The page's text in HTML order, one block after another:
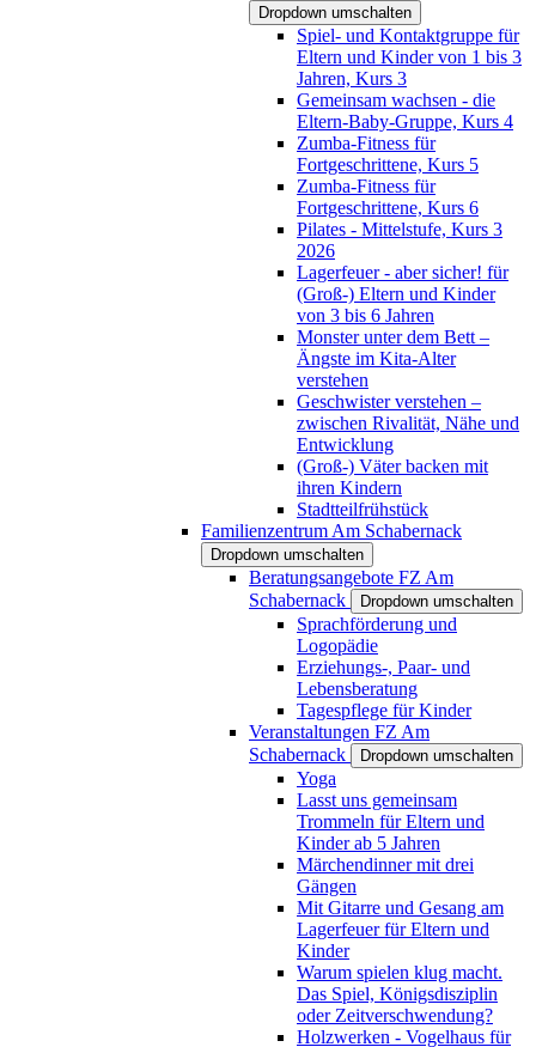
Dropdown umschalten
Spiel- und Kontaktgruppe für
Eltern und Kinder von 1 bis 3
Jahren, Kurs 3
Gemeinsam wachsen - die
Eltern-Baby-Gruppe, Kurs 4
Zumba-Fitness für
Fortgeschrittene, Kurs 5
Zumba-Fitness für
Fortgeschrittene, Kurs 6
Pilates - Mittelstufe, Kurs 3
2026
Lagerfeuer - aber sicher! für
(Groß-) Eltern und Kinder
von 3 bis 6 Jahren
Monster unter dem Bett –
Ängste im Kita-Alter
verstehen
Geschwister verstehen –
zwischen Rivalität, Nähe und
Entwicklung
(Groß-) Väter backen mit
ihren Kindern
Stadtteilfrühstück
Familienzentrum Am Schabernack
Dropdown umschalten
Beratungsangebote FZ Am
Schabernack
Dropdown umschalten
Sprachförderung und
Logopädie
Erziehungs-, Paar- und
Lebensberatung
Tagespflege für Kinder
Veranstaltungen FZ Am
Schabernack
Dropdown umschalten
Yoga
Lasst uns gemeinsam
Trommeln für Eltern und
Kinder ab 5 Jahren
Märchendinner mit drei
Gängen
Mit Gitarre und Gesang am
Lagerfeuer für Eltern und
Kinder
Warum spielen klug macht.
Das Spiel, Königsdisziplin
oder Zeitverschwendung?
Holzwerken - Vogelhaus für